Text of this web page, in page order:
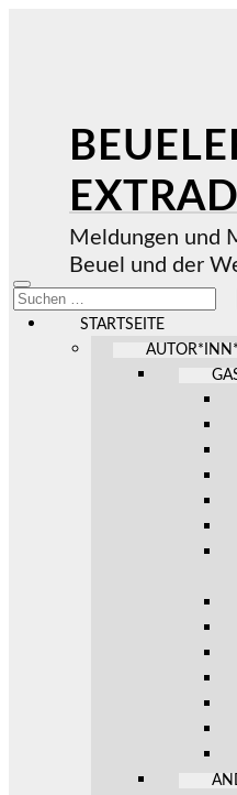
Meldungen und
Beuel und der
Mobile-
Menü
ein-/ausblenden
Suchen
nach:
STARTSEITE